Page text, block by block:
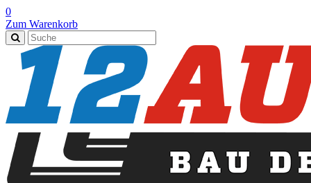
0
Zum Warenkorb